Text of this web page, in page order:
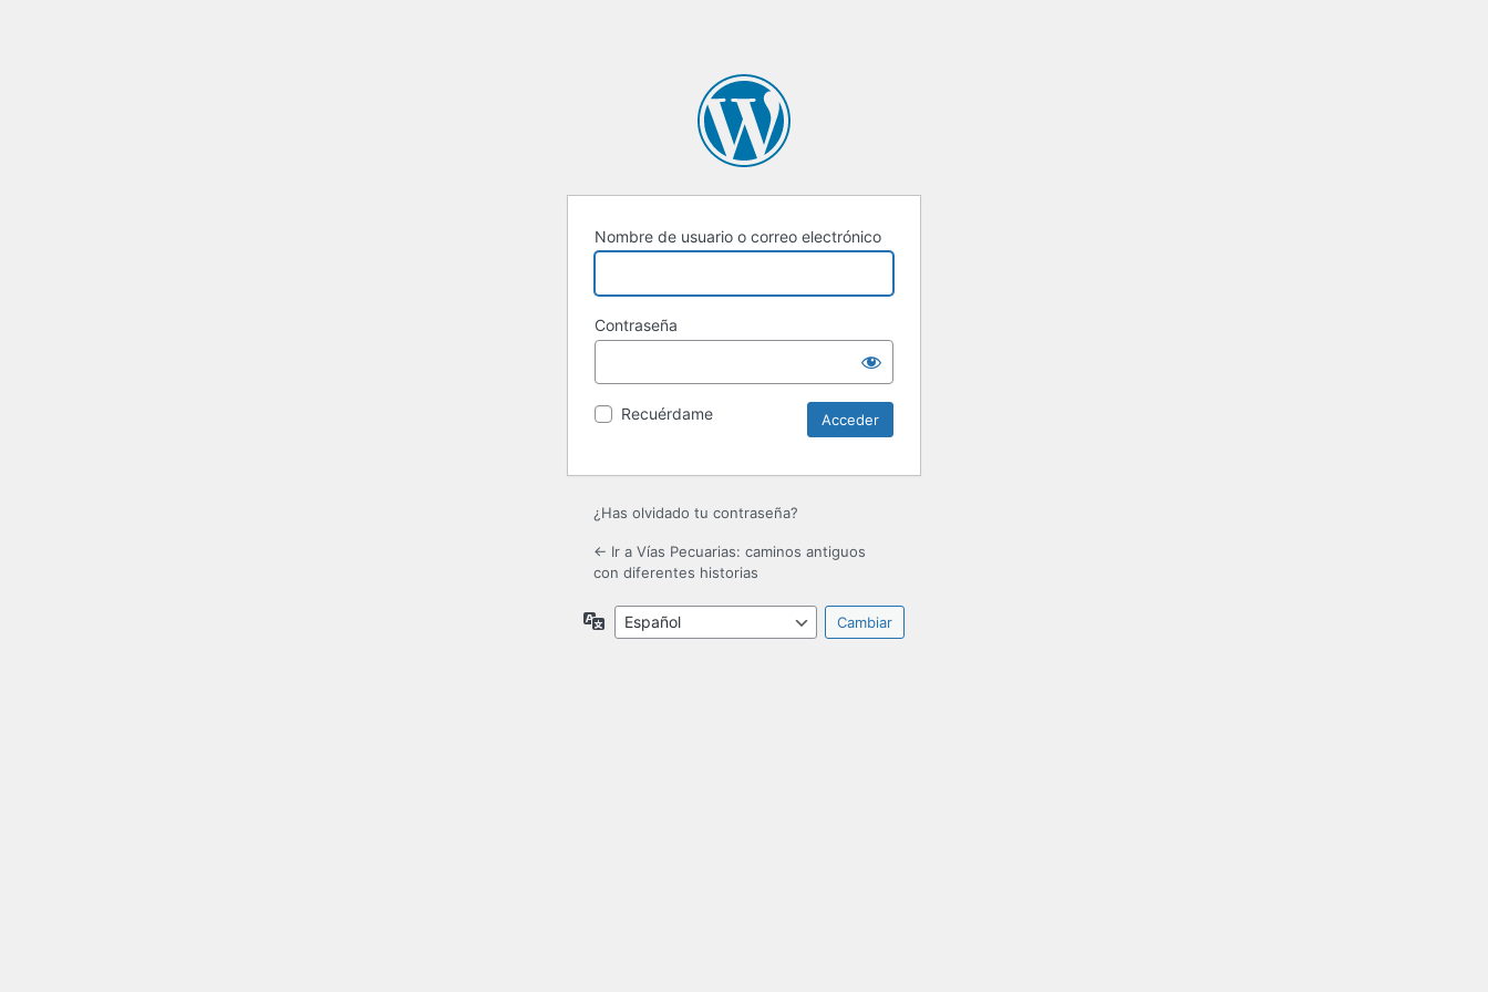
Nombre de usuario o correo electrónico
Contraseña
Recuérdame
¿Has olvidado tu contraseña?
← Ir a Vías Pecuarias: caminos antiguos
con diferentes historias
Idioma